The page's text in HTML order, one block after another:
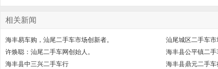
相关新闻
海丰易车购，汕尾二手车市场创新者。
汕尾城区二手车
许焕聪：汕尾二手车网创始人。
海丰县公平镇二
海丰县中三兴二手车行
海丰县鼎元二手车